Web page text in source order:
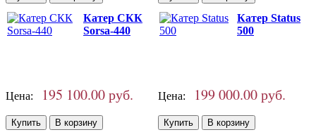
Катер СКК
Sorsa-440
Цена: 195 100.00 руб.
Катер Status
500
Цена: 199 000.00 руб.